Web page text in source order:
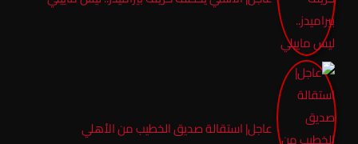
عاجل| استقالة صديق الخطيب من الأهلي